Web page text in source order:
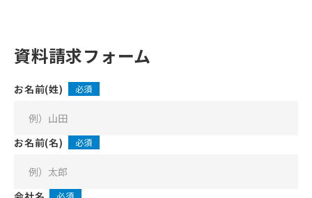
資料請求フォーム
お名前(姓) 必須
お名前(名) 必須
必須